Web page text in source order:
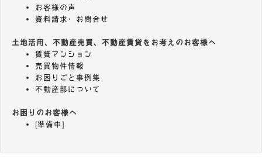
お客様の声
資料請求・お問合せ
土地活用、不動産売買、不動産賃貸をお考えのお客様へ
賃貸マンション
売買物件情報
お困りごと事例集
不動産部について
お困りのお客様へ
[準備中]